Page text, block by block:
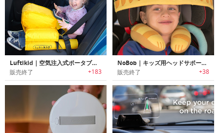
Luftikid｜空気注入式ポータブルチャイルドシート「ルフティキッド」
販売終了 +183
NoBob｜キッズ用ヘッドサポーター「ノーボブ」
販売終了 +38